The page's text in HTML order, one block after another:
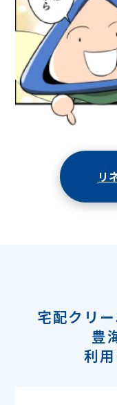
リ
宅配クリ
豊
利